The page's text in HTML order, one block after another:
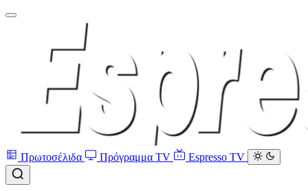
Πρωτοσέλιδα Πρόγραμμα TV Espresso TV